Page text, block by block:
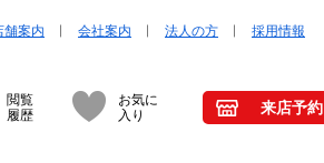
舗案内 会社案内 法人の方 採用情報
閲覧
履歴
お気に
入り
来店予約